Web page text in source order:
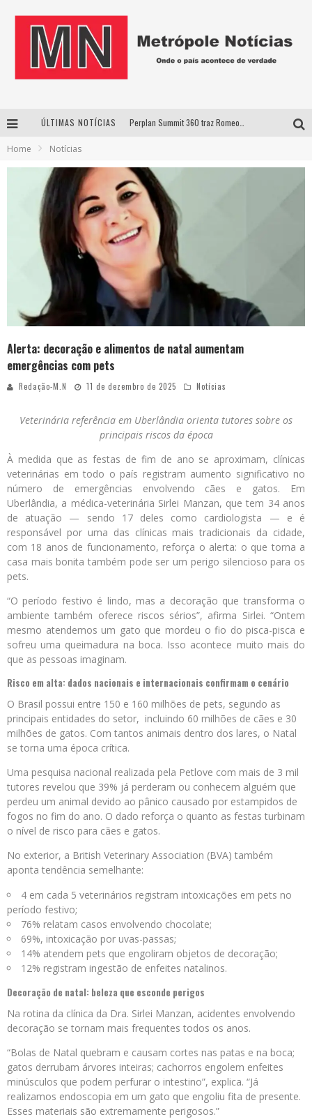
ÚLTIMAS NOTÍCIAS
Home Notícias
Alerta: decoração e alimentos de natal aumentam
emergências com pets
Redação-M.N 11 de dezembro de 2025 Notícias
Veterinária referência em Uberlândia orienta tutores sobre os
principais riscos da época
À medida que as festas de fim de ano se aproximam, clínicas
veterinárias em todo o país registram aumento significativo no
número de emergências envolvendo cães e gatos. Em
Uberlândia, a médica-veterinária Sirlei Manzan, que tem 34 anos
de atuação — sendo 17 deles como cardiologista — e é
responsável por uma das clínicas mais tradicionais da cidade,
com 18 anos de funcionamento, reforça o alerta: o que torna a
casa mais bonita também pode ser um perigo silencioso para os
pets.
“O período festivo é lindo, mas a decoração que transforma o
ambiente também oferece riscos sérios”, afirma Sirlei. “Ontem
mesmo atendemos um gato que mordeu o fio do pisca-pisca e
sofreu uma queimadura na boca. Isso acontece muito mais do
que as pessoas imaginam.
Risco em alta: dados nacionais e internacionais confirmam o cenário
O Brasil possui entre 150 e 160 milhões de pets, segundo as
principais entidades do setor, incluindo 60 milhões de cães e 30
milhões de gatos. Com tantos animais dentro dos lares, o Natal
se torna uma época crítica.
Uma pesquisa nacional realizada pela Petlove com mais de 3 mil
tutores revelou que 39% já perderam ou conhecem alguém que
perdeu um animal devido ao pânico causado por estampidos de
fogos no fim do ano. O dado reforça o quanto as festas turbinam
o nível de risco para cães e gatos.
No exterior, a British Veterinary Association (BVA) também
aponta tendência semelhante:
4 em cada 5 veterinários registram intoxicações em pets no
período festivo;
76% relatam casos envolvendo chocolate;
69%, intoxicação por uvas-passas;
14% atendem pets que engoliram objetos de decoração;
12% registram ingestão de enfeites natalinos.
Decoração de natal: beleza que esconde perigos
Na rotina da clínica da Dra. Sirlei Manzan, acidentes envolvendo
decoração se tornam mais frequentes todos os anos.
“Bolas de Natal quebram e causam cortes nas patas e na boca;
gatos derrubam árvores inteiras; cachorros engolem enfeites
minúsculos que podem perfurar o intestino”, explica. “Já
realizamos endoscopia em um gato que engoliu fita de presente.
Esses materiais são extremamente perigosos.”